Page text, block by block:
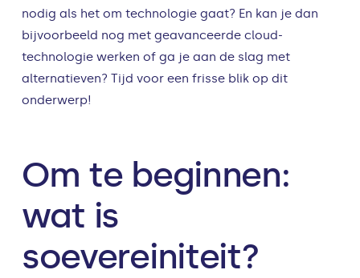
nodig als het om technologie gaat? En kan je dan
bijvoorbeeld nog met geavanceerde cloud-
technologie werken of ga je aan de slag met
alternatieven? Tijd voor een frisse blik op dit
onderwerp!
Om te beginnen:
wat is
soevereiniteit?